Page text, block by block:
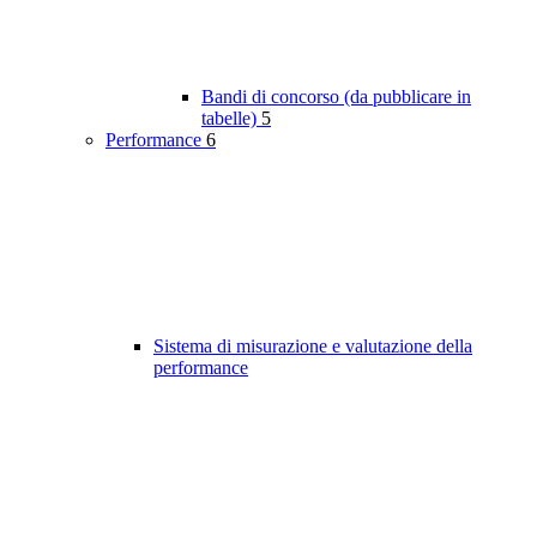
Bandi di concorso (da pubblicare in
tabelle) 5
Performance 6
Sistema di misurazione e valutazione della
performance